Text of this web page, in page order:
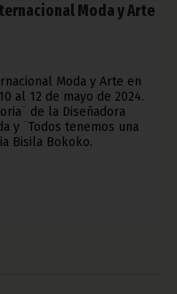
Moda y Arte
Moda y Arte en
al 12 de mayo de 2024.
de la Diseñadora
y ¨Todos tenemos una
Bisila Bokoko.